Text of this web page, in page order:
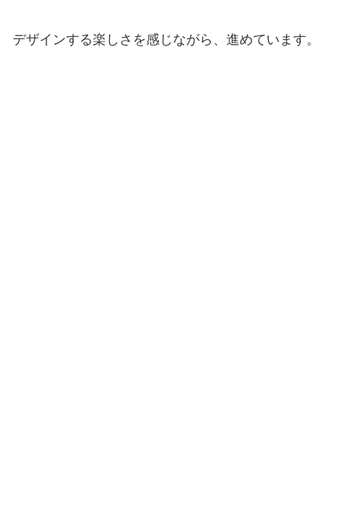
デザインする楽しさを感じながら、進めています。